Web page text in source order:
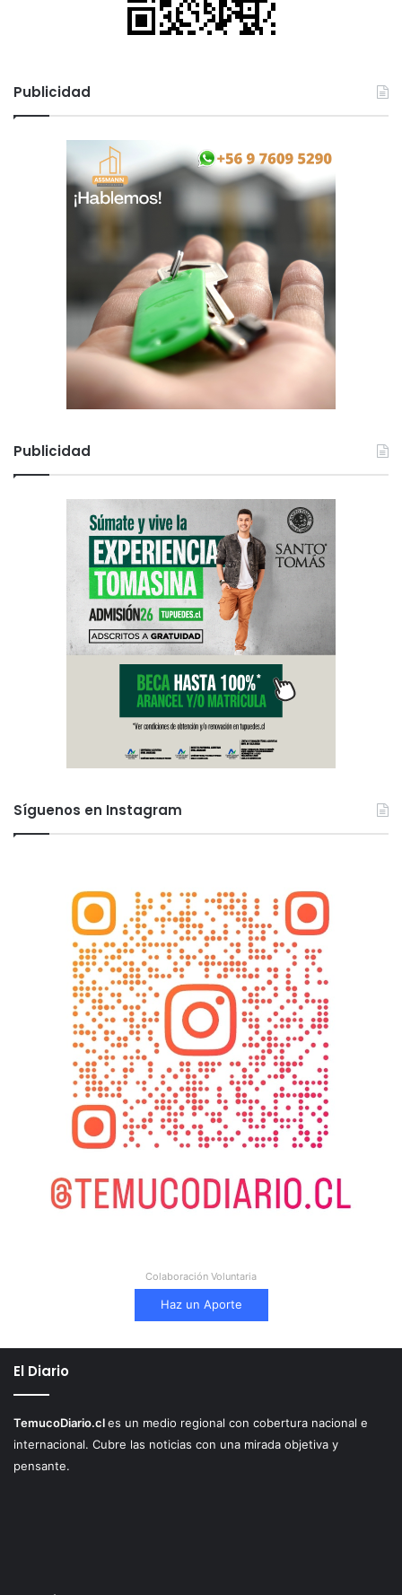
Publicidad
Publicidad
Síguenos en Instagram
Colaboración Voluntaria
Haz un Aporte
El Diario
TemucoDiario.cles un medio regional con cobertura nacional e
internacional. Cubre las noticias con una mirada objetiva y
pensante.